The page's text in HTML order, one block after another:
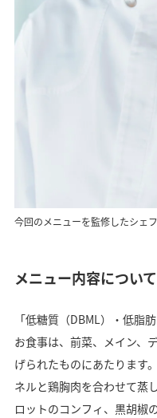
今回のメニューを監修したシェ
メニュー内容につい
「低糖質（DBML）・低脂
お食事は、前菜、メイン、
げられたものにあたります
ネルと鶏胸肉を合わせて蒸
ロットのコンフィ、黒胡椒